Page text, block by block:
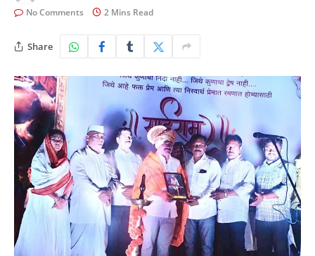
No Comments
2 Mins Read
Share